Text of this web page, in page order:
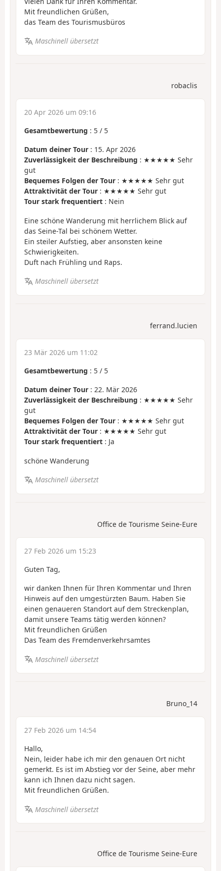
Mit freundlichen Grüßen,
das Team des Tourismusbüros
Maschinell übersetzt
robaclis
20 Apr 2026 um 09:16
Gesamtbewertung : 5 / 5
Datum deiner Tour : 15. Apr 2026
Zuverlässigkeit der Beschreibung : ★★★★★ Sehr
gut
Bequemes Folgen der Tour : ★★★★★ Sehr gut
Attraktivität der Tour : ★★★★★ Sehr gut
Tour stark frequentiert : Nein
Eine schöne Wanderung mit herrlichem Blick auf
das Seine-Tal bei schönem Wetter.
Ein steiler Aufstieg, aber ansonsten keine
Schwierigkeiten.
Duft nach Frühling und Raps.
Maschinell übersetzt
ferrand.lucien
23 Mär 2026 um 11:02
Gesamtbewertung : 5 / 5
Datum deiner Tour : 22. Mär 2026
Zuverlässigkeit der Beschreibung : ★★★★★ Sehr
gut
Bequemes Folgen der Tour : ★★★★★ Sehr gut
Attraktivität der Tour : ★★★★★ Sehr gut
Tour stark frequentiert : Ja
schöne Wanderung
Maschinell übersetzt
Office de Tourisme Seine-Eure
27 Feb 2026 um 15:23
Guten Tag,
wir danken Ihnen für Ihren Kommentar und Ihren
Hinweis auf den umgestürzten Baum. Haben Sie
einen genaueren Standort auf dem Streckenplan,
damit unsere Teams tätig werden können?
Mit freundlichen Grüßen
Das Team des Fremdenverkehrsamtes
Maschinell übersetzt
Bruno_14
27 Feb 2026 um 14:54
Hallo,
Nein, leider habe ich mir den genauen Ort nicht
gemerkt. Es ist im Abstieg vor der Seine, aber mehr
kann ich Ihnen dazu nicht sagen.
Mit freundlichen Grüßen.
Maschinell übersetzt
Office de Tourisme Seine-Eure